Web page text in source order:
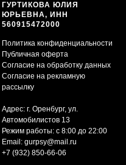
ГУРТИКОВА ЮЛИЯ
ЮРЬЕВНА, ИНН
560915472000
Политика конфиденциальности
Публичная оферта
Согласие на обработку данных
Согласие на рекламную
рассылку
Адрес: г. Оренбург, ул.
Автомобилистов 13
Режим работы: с 8:00 до 22:00
Email: gurpsy@mail.ru
+7 (932) 850-66-06